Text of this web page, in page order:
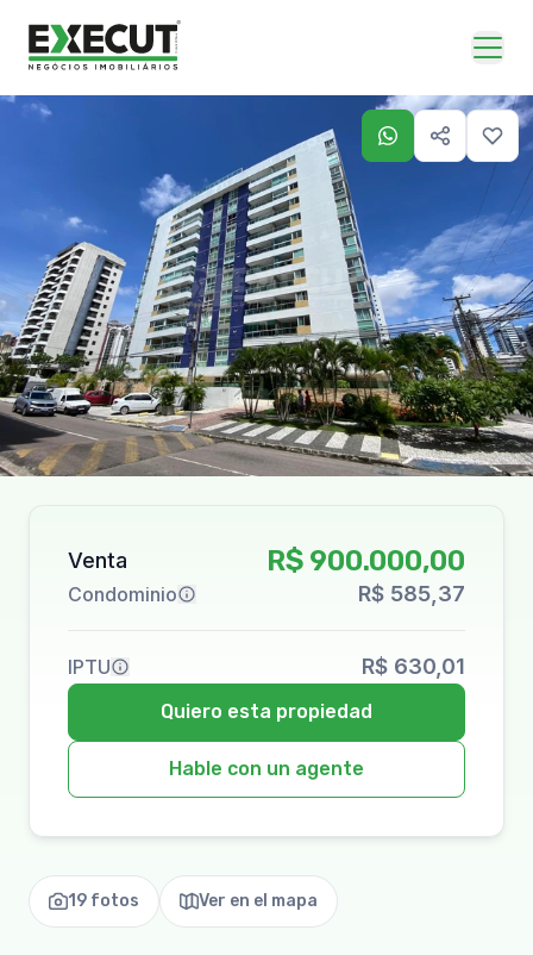
19 fotos Ver en el mapa
Venta R$ 900.000,00
Condominio R$ 585,37
IPTU R$ 630,01
Quiero esta propiedad
Hable con un agente